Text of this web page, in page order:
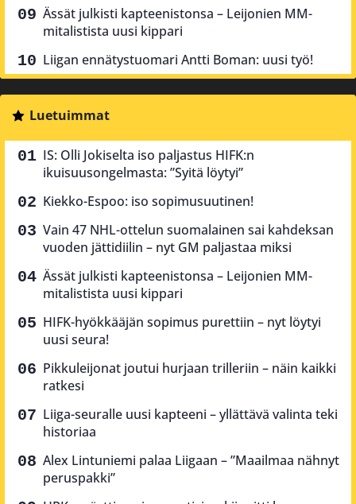
Ässät julkisti kapteenistonsa – Leijonien MM-
mitalistista uusi kippari
Liigan ennätystuomari Antti Boman: uusi työ!
Luetuimmat
IS: Olli Jokiselta iso paljastus HIFK:n
ikuisuusongelmasta: ”Syitä löytyi”
Kiekko-Espoo: iso sopimusuutinen!
Vain 47 NHL-ottelun suomalainen sai kahdeksan
vuoden jättidiilin – nyt GM paljastaa miksi
Ässät julkisti kapteenistonsa – Leijonien MM-
mitalistista uusi kippari
HIFK-hyökkääjän sopimus purettiin – nyt löytyi
uusi seura!
Pikkuleijonat joutui hurjaan trilleriin – näin kaikki
ratkesi
Liiga-seuralle uusi kapteeni – yllättävä valinta teki
historiaa
Alex Lintuniemi palaa Liigaan – ”Maailmaa nähnyt
peruspakki”